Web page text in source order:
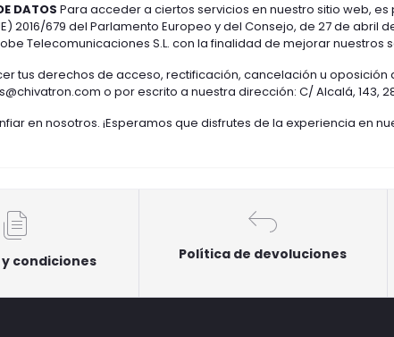
DATOS Para acceder a ciertos servicios en nuestro sitio web,
2016/679 del Parlamento Europeo y del Consejo, de 27 de
Telecomunicaciones S.L. con la finalidad de mejorar nuestros
tus derechos de acceso, rectificación, cancelación u
o por escrito a nuestra dirección: C/ Alcalá, 143,
en nosotros. ¡Esperamos que disfrutes de la experiencia en
condiciones Política de devoluciones